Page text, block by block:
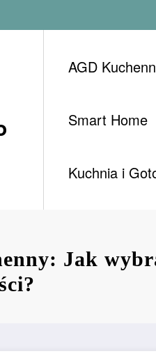
AGD
Smart Home
Kuchnia i
Jak